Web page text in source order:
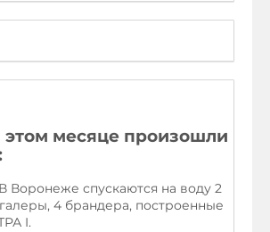
этом месяце произошли
Воронеже спускаются на воду 2
4 брандера, построенные
I.